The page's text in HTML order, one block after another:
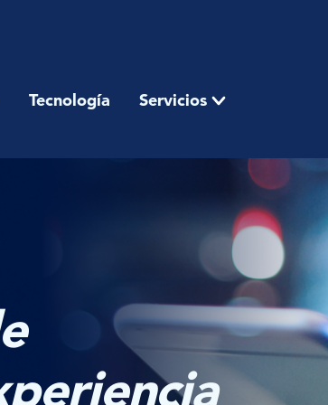
Tecnología Servicios